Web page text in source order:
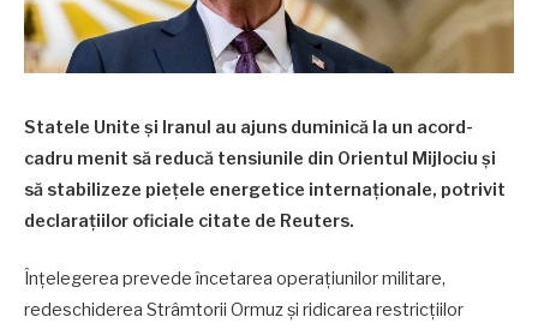
Statele Unite și Iranul au ajuns duminică la un acord-
cadru menit să reducă tensiunile din Orientul Mijlociu și
să stabilizeze piețele energetice internaționale, potrivit
declarațiilor oficiale citate de Reuters.
Înțelegerea prevede încetarea operațiunilor militare,
redeschiderea Strâmtorii Ormuz și ridicarea restricțiilor